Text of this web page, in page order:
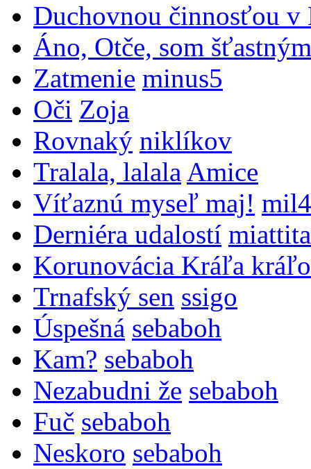
Duchovnou činnosťou
Áno, Otče, som
Zatmenie minus5
Oči Zoja
Rovnaký niklíkov
Tralala, lalala Amice
Víťaznú myseľ maj!
Derniéra udalostí miattita
Korunovácia Kráľa
Trnafský sen ssigo
Úspešná sebaboh
Kam? sebaboh
Nezabudni že sebaboh
Fuč sebaboh
Neskoro sebaboh